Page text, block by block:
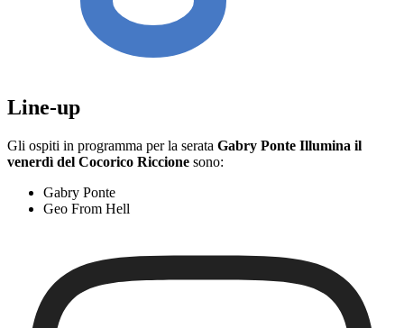
Line-up
Gli ospiti in programma per la serata Gabry Ponte Illumina il
venerdì del Cocorico Riccione sono:
Gabry Ponte
Geo From Hell